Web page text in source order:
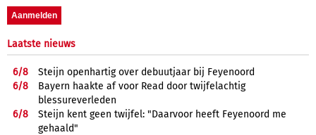
Laatste nieuws
6/8
Steijn openhartig over debuutjaar bij Feyenoord
6/8
Bayern haakte af voor Read door twijfelachtig
blessureverleden
6/8
Steijn kent geen twijfel: "Daarvoor heeft Feyenoord me
gehaald"